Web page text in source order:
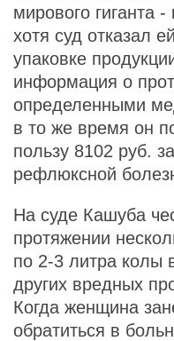
мирового гиганта
хотя суд отказал
упаковке
информация о
определенными
в то же время он
пользу 8102 руб.
рефлюксной
На суде Кашуба
протяжении
по 2-3 литра колы
других вредных
Когда женщина
обратиться в